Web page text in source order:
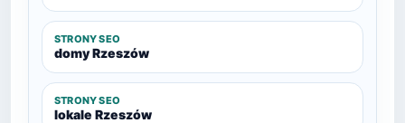
STRONY SEO
domy Rzeszów
STRONY SEO
lokale Rzeszów